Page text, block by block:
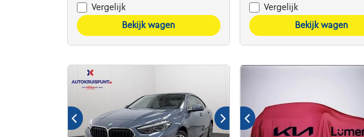
Vergelijk
Bekijk wagen
Vergelijk
Bekijk wagen